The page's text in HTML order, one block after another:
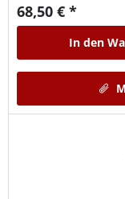
68,50 € *
In den